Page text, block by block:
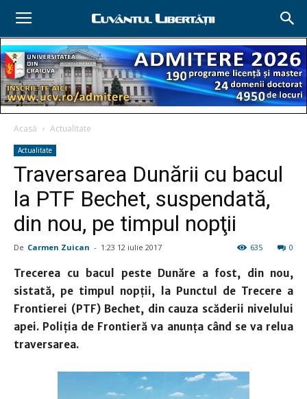
Acasă Actualitate
Actualitate
Traversarea Dunării cu bacul
la PTF Bechet, suspendată,
din nou, pe timpul nopţii
De Carmen Zuican - 1:23 12 iulie 2017 0
635
Trecerea cu bacul peste Dunăre a fost, din nou,
sistată, pe timpul nopţii, la Punctul de Trecere a
Frontierei (PTF) Bechet, din cauza scăderii nivelului
apei. Poliţia de Frontieră va anunţa când se va relua
traversarea.